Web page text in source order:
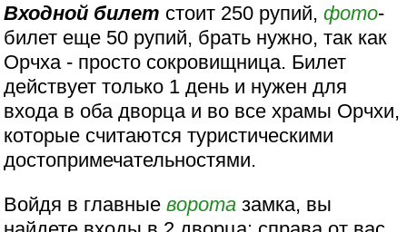
Входной билет стоит 250 рупий,фото-
билет еще 50 рупий, брать нужно, так как
Орчха - просто сокровищница. Билет
действует только 1 день и нужен для
входа в оба дворца и во все храмы Орчхи,
которые считаются туристическими
достопримечательностями.
Войдя в главныеворота замка, вы